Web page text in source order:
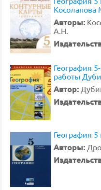
Косолапова
Авторы:
А.Н.
География
работы
Автор:
География 5
Авторы: